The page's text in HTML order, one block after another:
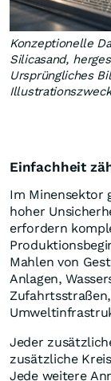
Konzeptionelle
Silicasand,
Ursprüngliches
Einfachheit
Im Minensektor
hoher
erfordern
Mahlen von
Anlagen,
Jeder
zusätzliche
Jede weitere